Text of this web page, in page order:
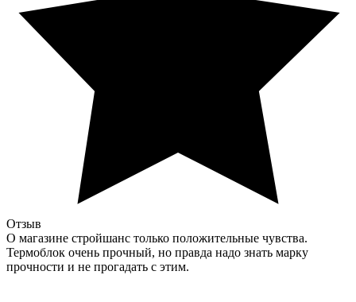
Отзыв
О магазине стройшанс только положительные чувства.
Термоблок очень прочный, но правда надо знать марку
прочности и не прогадать с этим.